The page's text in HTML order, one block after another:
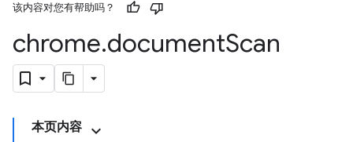
该内容对您有帮助吗？
chrome.documentScan
本页内容